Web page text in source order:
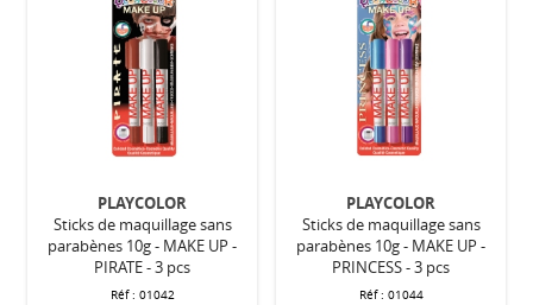
PLAYCOLOR
Sticks de maquillage sans
parabènes 10g - MAKE UP -
PIRATE - 3 pcs
Réf : 01042
PLAYCOLOR
Sticks de maquillage sans
parabènes 10g - MAKE UP -
PRINCESS - 3 pcs
Réf : 01044